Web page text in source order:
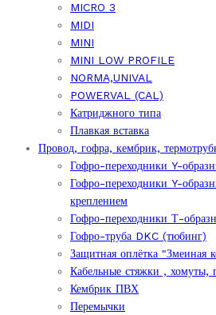
MICRO 3
MIDI
MINI
MINI LOW PROFILE
NORMA,UNIVAL
POWERVAL (CAL)
Катриджного типа
Плавкая вставка
Провод, гофра, кембрик,
Гофро-переходники Y-
Гофро-переходники Y-
креплением
Гофро-переходники Т-
Гофро-труба DKC (тюбинг)
Защитная оплётка "Змеиная
Кабельные стяжки , хомуты,
Кембрик ПВХ
Перемычки